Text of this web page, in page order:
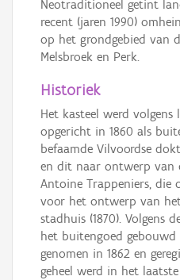
Neotraditioneel getint
recent (jaren 1990)
op het grondgebied van
Melsbroek en Perk.
Historiek
Het kasteel werd
opgericht in 1860 als
befaamde Vilvoordse
en dit naar ontwerp van
Antoine Trappeniers, die
voor het ontwerp van
stadhuis (1870). Volgens
het buitengoed gebouwd
genomen in 1862 en
geheel werd in het